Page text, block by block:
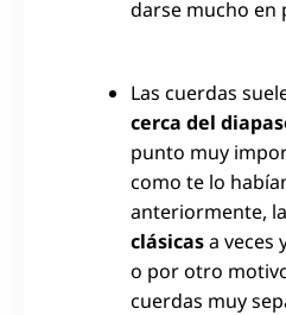
darse mucho en
Las cuerdas
cerca del
punto muy
como te lo
anteriormente,
clásicasa veces
o por otro
cuerdas muy